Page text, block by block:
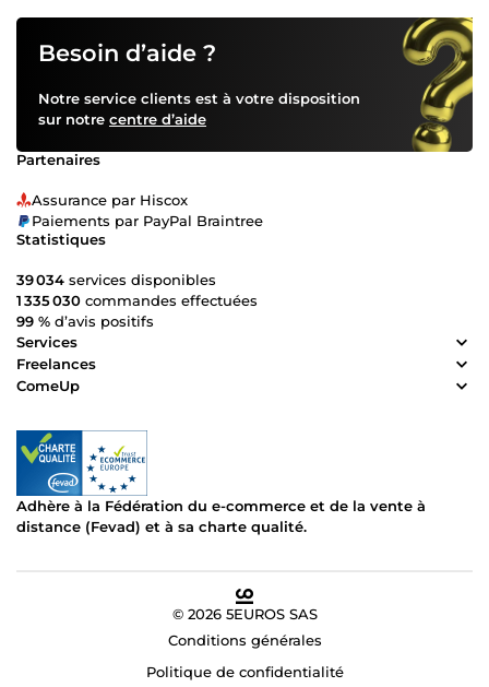
Besoin d’aide ?
Notre service clients est à votre disposition
sur notre centre d’aide
Partenaires
Assurance par Hiscox
Paiements par PayPal Braintree
Statistiques
39 034 services disponibles
1 335 030 commandes effectuées
99 % d’avis positifs
Services
Freelances
ComeUp
Adhère à la Fédération du e-commerce et de la vente à
distance (Fevad) et à sa charte qualité.
© 2026 5EUROS SAS
Conditions générales
Politique de confidentialité